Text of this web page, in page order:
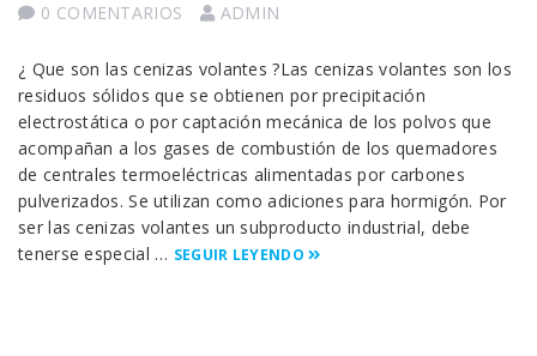
0 COMENTARIOS
ADMIN
¿ Que son las cenizas volantes ?Las cenizas volantes son los
residuos sólidos que se obtienen por precipitación
electrostática o por captación mecánica de los polvos que
acompañan a los gases de combustión de los quemadores
de centrales termoeléctricas alimentadas por carbones
pulverizados. Se utilizan como adiciones para hormigón. Por
ser las cenizas volantes un subproducto industrial, debe
tenerse especial … SEGUIR LEYENDO